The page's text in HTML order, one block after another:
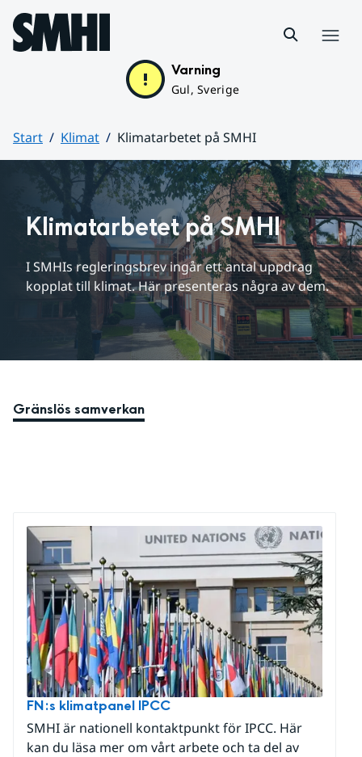
Hoppa till sidans innehåll
Varning
Gul, Sverige
Start Klimat
Klimatarbetet på SMHI
Huvudinnehåll
Klimatarbetet på SMHI
I SMHIs regleringsbrev ingår ett antal uppdrag
kopplat till klimat. Här presenteras några av dem.
Gränslös samverkan
FN:s klimatpanel IPCC
SMHI är nationell kontaktpunkt för IPCC. Här
kan du läsa mer om vårt arbete och ta del av